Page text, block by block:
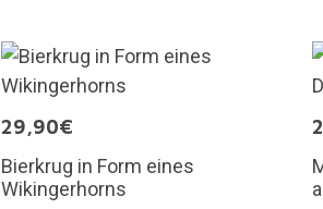
29,90€
Bierkrug in Form eines
Wikingerhorns